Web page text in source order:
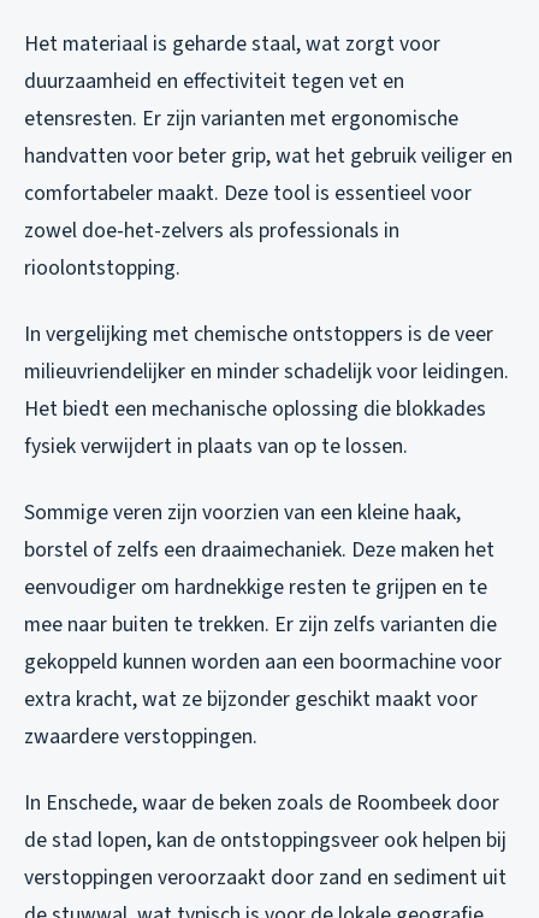
Het materiaal is geharde staal, wat zorgt voor
duurzaamheid en effectiviteit tegen vet en
etensresten. Er zijn varianten met ergonomische
handvatten voor beter grip, wat het gebruik veiliger en
comfortabeler maakt. Deze tool is essentieel voor
zowel doe-het-zelvers als professionals in
rioolontstopping.
In vergelijking met chemische ontstoppers is de veer
milieuvriendelijker en minder schadelijk voor leidingen.
Het biedt een mechanische oplossing die blokkades
fysiek verwijdert in plaats van op te lossen.
Sommige veren zijn voorzien van een kleine haak,
borstel of zelfs een draaimechaniek. Deze maken het
eenvoudiger om hardnekkige resten te grijpen en te
mee naar buiten te trekken. Er zijn zelfs varianten die
gekoppeld kunnen worden aan een boormachine voor
extra kracht, wat ze bijzonder geschikt maakt voor
zwaardere verstoppingen.
In Enschede, waar de beken zoals de Roombeek door
de stad lopen, kan de ontstoppingsveer ook helpen bij
verstoppingen veroorzaakt door zand en sediment uit